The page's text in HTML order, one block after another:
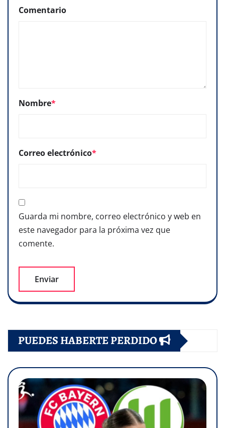
Comentario
Nombre*
Correo electrónico*
Guarda mi nombre, correo electrónico y web en
este navegador para la próxima vez que
comente.
PUEDES HABERTE PERDIDO